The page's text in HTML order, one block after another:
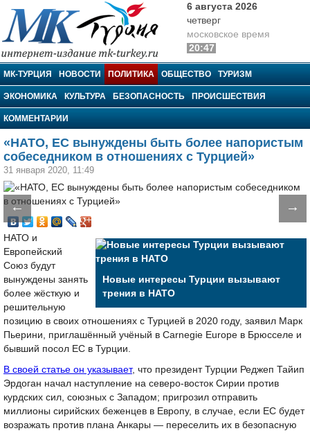
МК-Турция
6 августа 2026
четверг
московское время
20:47
МК-ТУРЦИЯ НОВОСТИ ПОЛИТИКА ОБЩЕСТВО ТУРИЗМ
ЭКОНОМИКА КУЛЬТУРА БЕЗОПАСНОСТЬ ПРОИСШЕСТВИЯ
КОММЕНТАРИИ
«НАТО, ЕС вынуждены быть более напористым
собеседником в отношениях с Турцией»
31 января 2020, 11:49
← →
Новые интересы Турции вызывают
трения в НАТО
НАТО и
Европейский
Союз будут
вынуждены занять
более жёсткую и
решительную
позицию в своих отношениях с Турцией в 2020 году, заявил Марк
Пьерини, приглашённый учёный в Carnegie Europe в Брюсселе и
бывший посол ЕС в Турции.
В своей статье он указывает, что президент Турции Реджеп Тайип
Эрдоган начал наступление на северо-восток Сирии против
курдских сил, союзных с Западом; пригрозил отправить
миллионы сирийских беженцев в Европу, в случае, если ЕС будет
возражать против плана Анкары — переселить их в безопасную